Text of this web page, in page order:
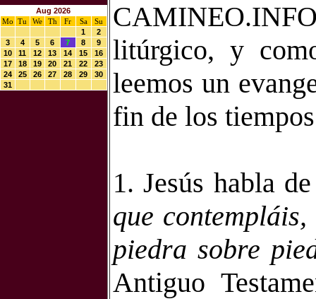
Aug 2026
Mo
Tu We Th Fr Sa
Su
1
2
3
4 5 6 7 8
9
10
11 12 13 14 15
16
17
18 19 20 21 22
23
24
25 26 27 28 29
30
31
litúrgico, y
leemos un
fin de los
1. Jesús habla
que
piedra sobre
Antiguo